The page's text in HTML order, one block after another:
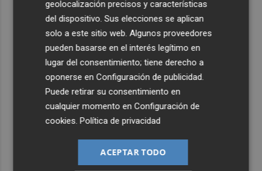
Las '200 vidas' que llevaron a Paco Rabal de Águilas a la
cima del cine: un documental recupera la voz y la mirada
geolocalización precisos y características
del dispositivo. Sus elecciones se aplican
solo a este sitio web. Algunos proveedores
pueden basarse en el interés legítimo en
lugar del consentimiento; tiene derecho a
oponerse enConfiguración de publicidad.
Puede retirar su consentimiento en
cualquier momento enConfiguración de
cookies.Política de privacidad
ACEPTAR TODO